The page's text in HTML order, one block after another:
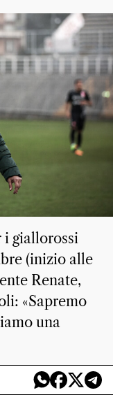
giallorossi
(inizio alle
Renate,
«Sapremo
una